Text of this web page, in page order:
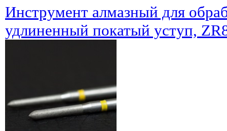
Инструмент алмазный для
удлиненный покатый уступ,